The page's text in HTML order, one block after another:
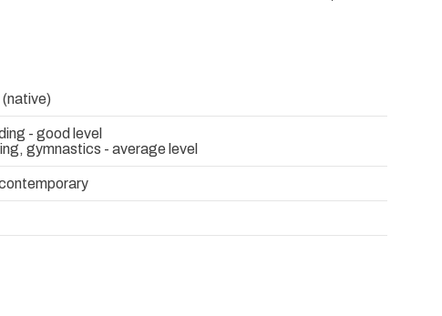
(native)
- good level
gymnastics - average level